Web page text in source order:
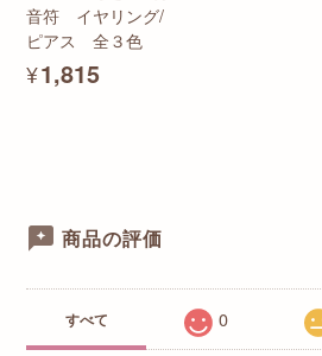
音符 イヤリング/
ピアス 全３色
¥1,815
商品の評価
すべて 0